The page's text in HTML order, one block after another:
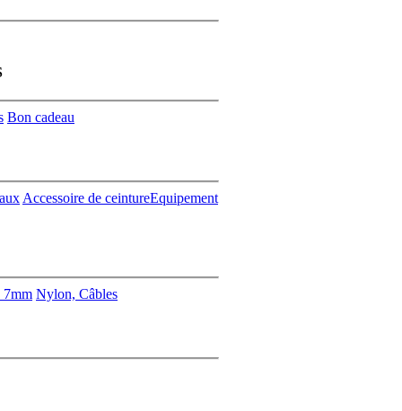
Bon cadeau
Accessoire de ceintureEquipement
7mm Nylon, Câbles